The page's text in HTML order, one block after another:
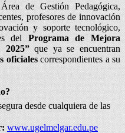
de Gestión Pedagógica,
profesores de innovación
y soporte tecnológico,
delPrograma de Mejora
2025”que ya se encuentran
oficialescorrespondientes a su
desde cualquiera de las
www.ugelmelgar.edu.pe